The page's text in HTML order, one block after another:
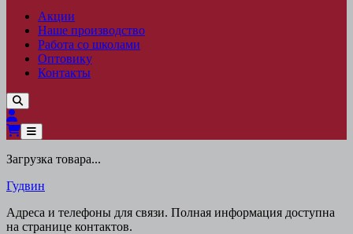
Акции
Наше производство
Работа со школами
Оптовику
Контакты
Загрузка товара...
Гудвин
Адреса и телефоны для связи. Полная информация доступна
на странице контактов.